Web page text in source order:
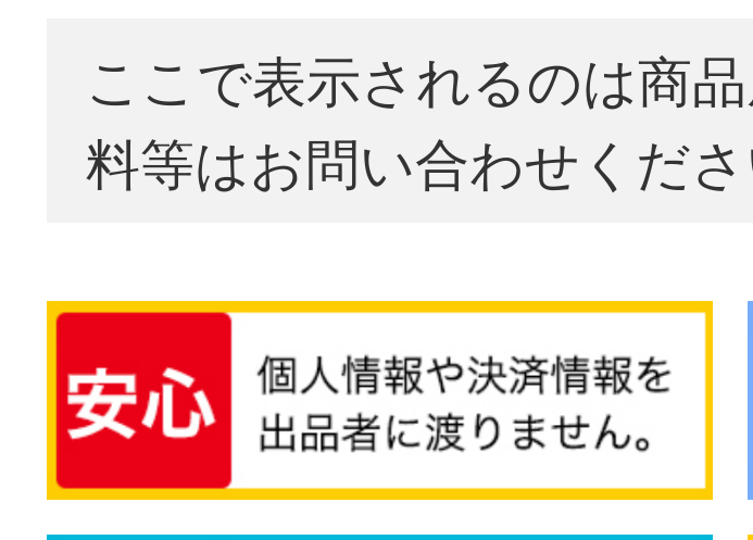
ここで表示されるのは商
料等はお問い合わせくだ